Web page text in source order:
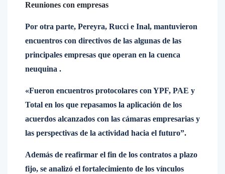
Reuniones con empresas
Por otra parte, Pereyra, Rucci e Inal, mantuvieron
encuentros con directivos de las algunas de las
principales empresas que operan en la cuenca
neuquina .
«Fueron encuentros protocolares con YPF, PAE y
Total en los que repasamos la aplicación de los
acuerdos alcanzados con las cámaras empresarias y
las perspectivas de la actividad hacia el futuro”.
Además de reafirmar el fin de los contratos a plazo
fijo, se analizó el fortalecimiento de los vínculos